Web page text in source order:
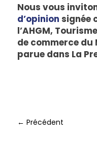
Nous vous
d’opinion signée
l’AHGM,
de commerce
parue dans La
← Précédent